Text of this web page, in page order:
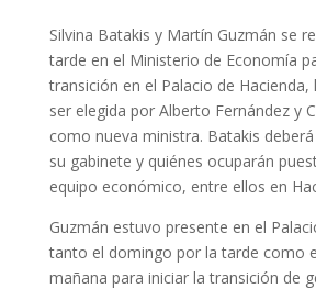
Silvina Batakis y Martín Guzmán se
tarde en el Ministerio de Economía
transición en el Palacio de Hacienda,
ser elegida por Alberto Fernández y
como nueva ministra. Batakis
su gabinete y quiénes ocuparán
equipo económico, entre ellos en
Guzmán estuvo presente en el
tanto el domingo por la tarde como
mañana para iniciar la transición de